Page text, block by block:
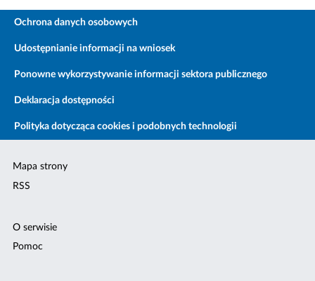
Ochrona danych osobowych
Udostępnianie informacji na wniosek
Ponowne wykorzystywanie informacji sektora publicznego
Deklaracja dostępności
Polityka dotycząca cookies i podobnych technologii
Mapa strony
RSS
O serwisie
Pomoc